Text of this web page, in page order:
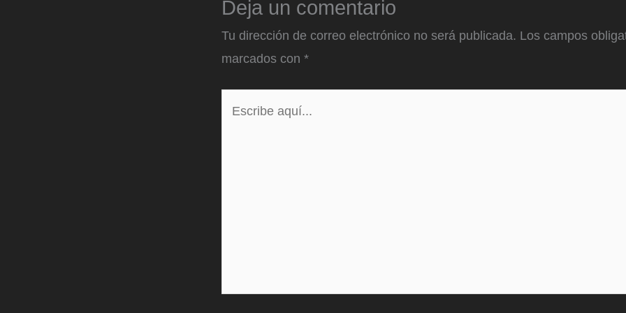
Deja un comentario
Tu dirección de correo electrónico no será publicada. Los campos
marcados con *